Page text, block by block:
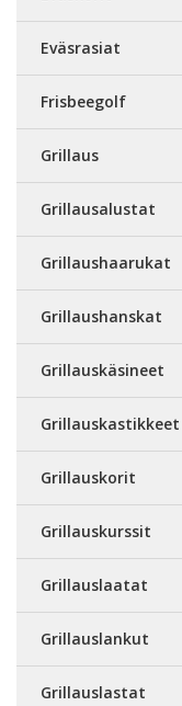
Eväsrasiat
Frisbeegolf
Grillaus
Grillausalustat
Grillaushaarukat
Grillaushanskat
Grillauskäsineet
Grillauskastikkeet
Grillauskorit
Grillauskurssit
Grillauslaatat
Grillauslankut
Grillauslastat